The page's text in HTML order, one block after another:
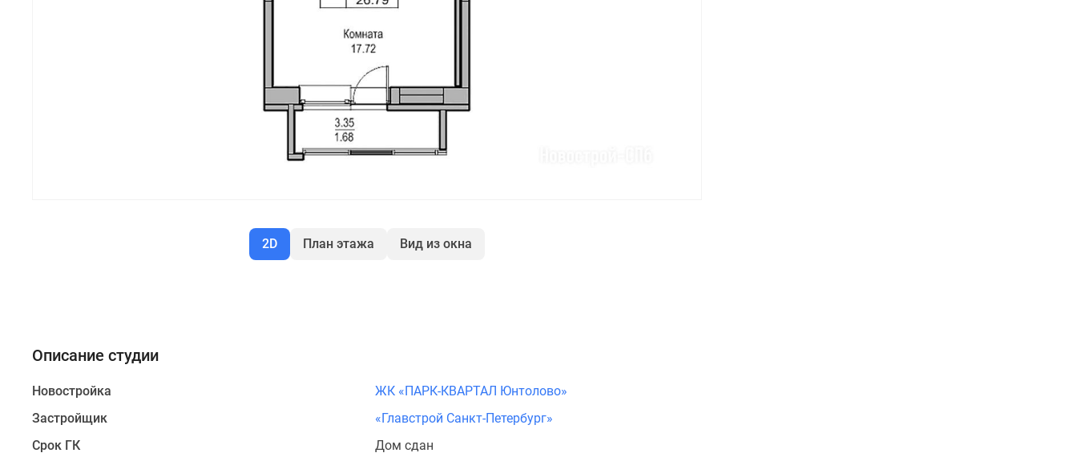
2D План этажа Вид из окна
Описание студии
Новостройка
ЖК «ПАРК-КВАРТАЛ Юнтолово»
Застройщик
«Главстрой Санкт-Петербург»
Срок ГК
Дом сдан